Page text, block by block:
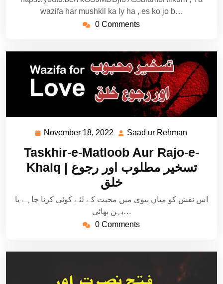
wazifa har mushkil ka ly ha , es ko jo b…
0 Comments
November 18, 2022 November
2022
Saad ur Rehman
Rehman
Taskhir-e-Matloob Aur Rajo-e-
Khalq | تسخیر مطلوب اور رجوع
خلق
اس نقش کو میاں بیوی میں محبت کے لئے کوئی کرنا چاہے یا
بہن بھائی…
0 Comments